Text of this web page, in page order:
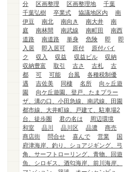
分
区画整理 区画整理地
千葉
千葉弘樹
卒業式 協議地区内
南
伊豆
南北 南向き 南大井
南
庭
南林間 南武線 南町田
南西
道路
南道路 単身 危険 即
即
入居
即入居可 原付
原付バイ
ク
収入 収益 収益ビル
収納
収納豊富
取引 古さ 古札
古
都
可 可能 台風
各種税制優
遇
吉佐美 同棲 名所
向ヶ丘遊
園
向ケ丘遊園、登戸、たまプラー
ザ、溝の口、小田急線、南武線、田園
都市線、大井町線、戸建て、駐車場2
台、徒歩圏
君の名は
周辺環境
和室
品川 品川区 品濃
商売
商店街
問合せ 喜んで 営業
国
府津海岸、釣り、ショアジギング、弓
角、サーフトローリング、青物、回遊
魚、シロギス、酒匂海岸、前川海岸、